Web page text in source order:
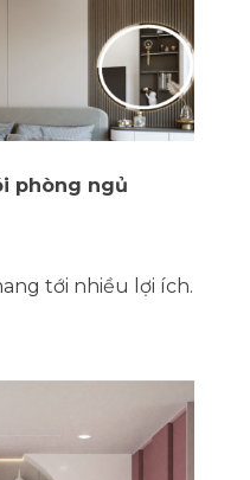
phòng ngủ
tới nhiều lợi ích.